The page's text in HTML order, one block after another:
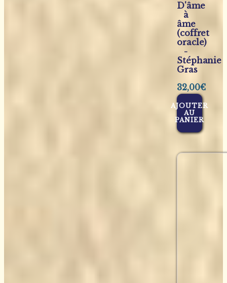
D'âme
à
âme
(coffret
oracle)
-
Stéphanie
Gras
32,00€
AJOUTER
AU
PANIER